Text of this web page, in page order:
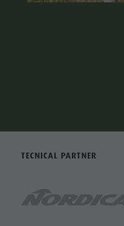
TECNICAL PARTNER